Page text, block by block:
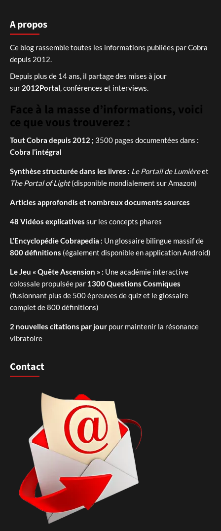
A propos
Ce blog rassemble toutes les informations publiées par Cobra
depuis 2012.
Depuis plus de 14 ans, il partage des mises à jour
sur 2012Portal, conférences et interviews.
Face à la masse d’informations, voici
ce que vous trouverez :
Tout Cobra depuis 2012 ; 3500 pages documentées dans :
Cobra l’intégral
Synthèse structurée dans les livres : Le Portail de Lumièreet
The Portal of Light(disponible mondialement sur Amazon)
Articles approfondis et nombreux documents sources
48 Vidéos explicatives sur les concepts phares
L’Encyclopédie Cobrapedia : Un glossaire bilingue massif de
800 définitions (également disponible en application Android)
Le Jeu « Quête Ascension » : Une académie interactive
colossale propulsée par 1300 Questions Cosmiques
(fusionnant plus de 500 épreuves de quiz et le glossaire
complet de 800 définitions)
2 nouvelles citations par jour pour maintenir la résonance
vibratoire
Contact